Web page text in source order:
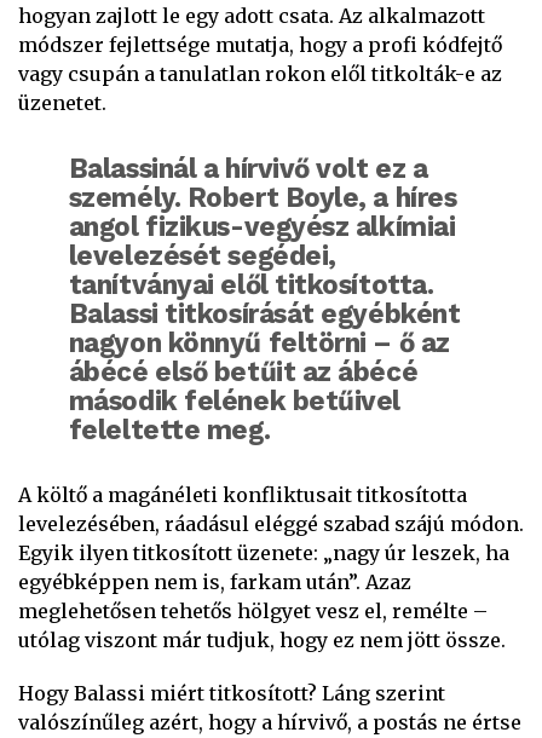
hogyan zajlott le egy adott csata. Az alkalmazott
módszer fejlettsége mutatja, hogy a profi kódfejtő
vagy csupán a tanulatlan rokon elől titkolták-e az
üzenetet.
Balassinál a hírvivő volt ez a
személy. Robert Boyle, a híres
angol fizikus-vegyész alkímiai
levelezését segédei,
tanítványai elől titkosította.
Balassi titkosírását egyébként
nagyon könnyű feltörni – ő az
ábécé első betűit az ábécé
második felének betűivel
feleltette meg.
A költő a magánéleti konfliktusait titkosította
levelezésében, ráadásul eléggé szabad szájú módon.
Egyik ilyen titkosított üzenete: „nagy úr leszek, ha
egyébképpen nem is, farkam után”. Azaz
meglehetősen tehetős hölgyet vesz el, remélte –
utólag viszont már tudjuk, hogy ez nem jött össze.
Hogy Balassi miért titkosított? Láng szerint
valószínűleg azért, hogy a hírvivő, a postás ne értse